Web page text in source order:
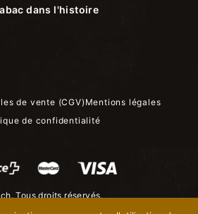
dans l'histoire
de vente (CGV) Mentions légales
de confidentialité
. Tous droits réservés.